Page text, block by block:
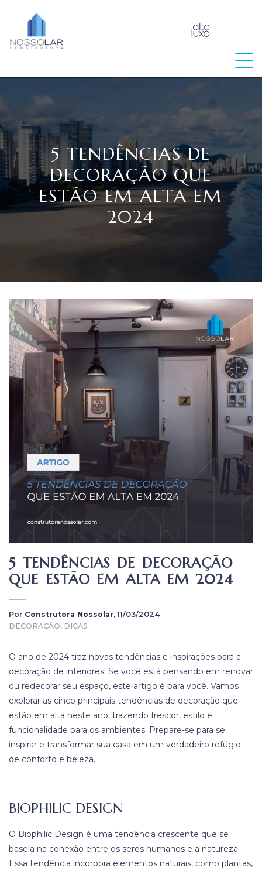
5 TENDÊNCIAS DE
DECORAÇÃO QUE
ESTÃO EM ALTA EM
2024
5 TENDÊNCIAS DE DECORAÇÃO
QUE ESTÃO EM ALTA EM 2024
Por Construtora Nossolar, 11/03/2024
DECORAÇÃO, DICAS
O ano de 2024 traz novas tendências e inspirações para a
decoração de interiores. Se você está pensando em renovar
ou redecorar seu espaço, este artigo é para você. Vamos
explorar as cinco principais tendências de decoração que
estão em alta neste ano, trazendo frescor, estilo e
funcionalidade para os ambientes. Prepare-se para se
inspirar e transformar sua casa em um verdadeiro refúgio
de conforto e beleza.
BIOPHILIC DESIGN
O Biophilic Design é uma tendência crescente que se
baseia na conexão entre os seres humanos e a natureza.
Essa tendência incorpora elementos naturais, como plantas,